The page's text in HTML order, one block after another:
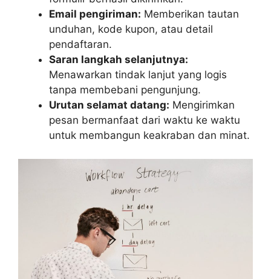
Email pengiriman: Memberikan tautan
unduhan, kode kupon, atau detail
pendaftaran.
Saran langkah selanjutnya:
Menawarkan tindak lanjut yang logis
tanpa membebani pengunjung.
Urutan selamat datang: Mengirimkan
pesan bermanfaat dari waktu ke waktu
untuk membangun keakraban dan minat.